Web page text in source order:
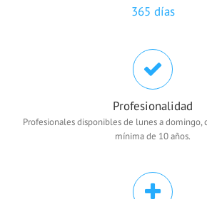
365 días
Profesionalidad
Profesionales disponibles de lunes a domingo,
mínima de 10 años.